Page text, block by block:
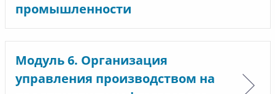
промышленности
Модуль 6. Организация
управления производством на